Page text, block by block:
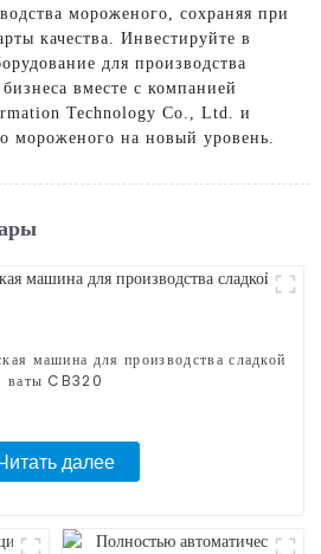
мороженого, сохраняя при
качества. Инвестируйте в
для производства
вместе с компанией
Technology Co., Ltd. и
мороженого на новый уровень.
машина для производства сладкой
ваты CB320
далее